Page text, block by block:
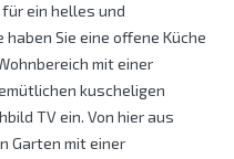
ein helles und
Sie eine offene Küche
mit einer
kuscheligen
TV ein. Von hier aus
Garten mit einer